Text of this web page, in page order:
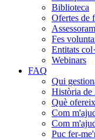
Biblioteca
Ofertes de
Fes
Entitats
Webinars
FAQ
Qui
Història de
Què
Com
Com
Puc fer-